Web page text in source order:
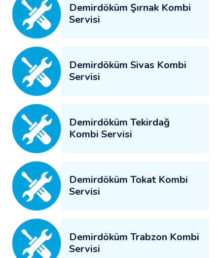
Demirdöküm Şırnak Kombi
Servisi
Demirdöküm Sivas Kombi
Servisi
Demirdöküm Tekirdağ
Kombi Servisi
Demirdöküm Tokat Kombi
Servisi
Demirdöküm Trabzon Kombi
Servisi